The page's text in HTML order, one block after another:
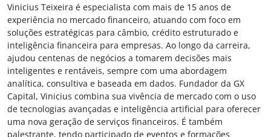
Vinicius Teixeira é especialista com mais de 15 anos de
experiência no mercado financeiro, atuando com foco em
soluções estratégicas para câmbio, crédito estruturado e
inteligência financeira para empresas. Ao longo da carreira,
ajudou centenas de negócios a tomarem decisões mais
inteligentes e rentáveis, sempre com uma abordagem
analítica, consultiva e baseada em dados. Fundador da GX
Capital, Vinicius combina sua vivência de mercado com o uso
de tecnologias avançadas e inteligência artificial para oferecer
uma nova geração de serviços financeiros. É também
palestrante, tendo participado de eventos e formações